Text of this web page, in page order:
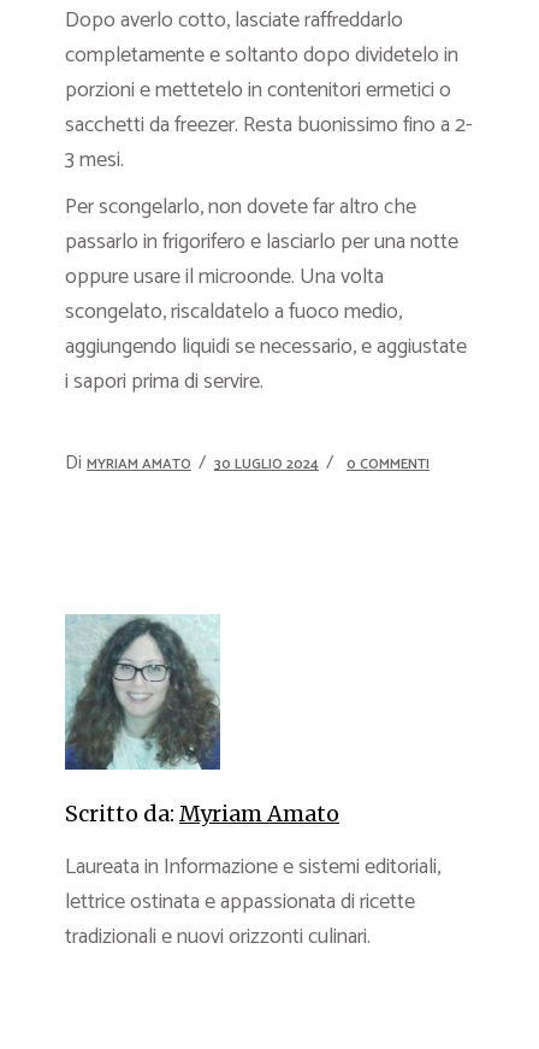
Dopo averlo cotto, lasciate raffreddarlo
completamente e soltanto dopo dividetelo in
porzioni e mettetelo in contenitori ermetici o
sacchetti da freezer. Resta buonissimo fino a 2-
3 mesi.
Per scongelarlo, non dovete far altro che
passarlo in frigorifero e lasciarlo per una notte
oppure usare il microonde. Una volta
scongelato, riscaldatelo a fuoco medio,
aggiungendo liquidi se necessario, e aggiustate
i sapori prima di servire.
Di MYRIAM AMATO 30 LUGLIO 2024 0 COMMENTI
Scritto da: Myriam Amato
Laureata in Informazione e sistemi editoriali,
lettrice ostinata e appassionata di ricette
tradizionali e nuovi orizzonti culinari.